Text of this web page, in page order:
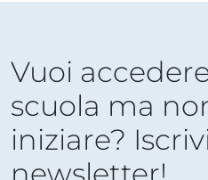
Vuoi
scuola ma
iniziare?